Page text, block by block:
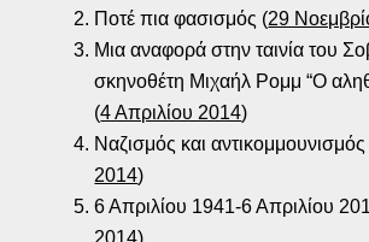
Ποτέ πια φασισμός (29
Μια αναφορά στην ταινία του
σκηνοθέτη Μιχαήλ Ρομμ “Ο
(4 Απριλίου 2014)
Ναζισμός και
2014)
6 Απριλίου 1941-6 Απριλίου